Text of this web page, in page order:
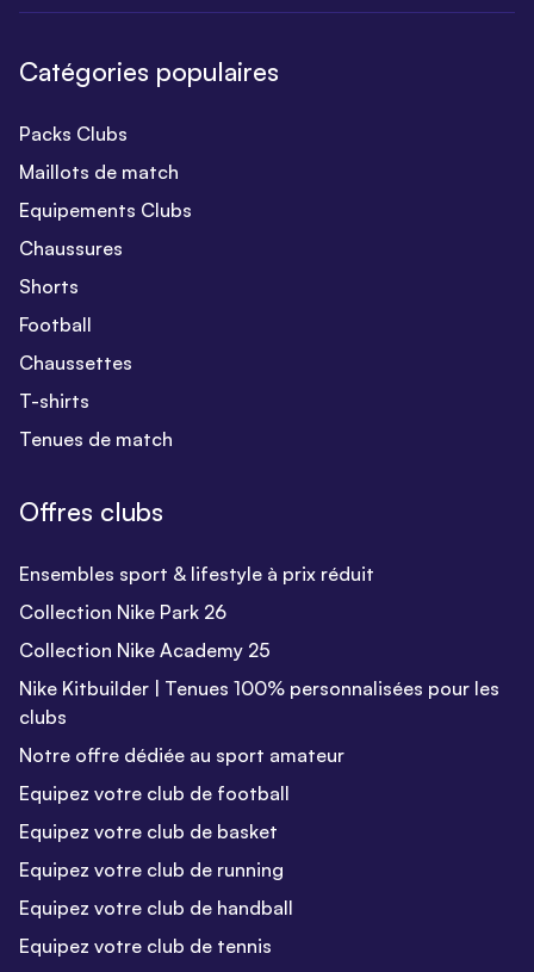
Catégories populaires
Packs Clubs
Maillots de match
Equipements Clubs
Chaussures
Shorts
Football
Chaussettes
T-shirts
Tenues de match
Offres clubs
Ensembles sport & lifestyle à prix réduit
Collection Nike Park 26
Collection Nike Academy 25
Nike Kitbuilder | Tenues 100% personnalisées pour les
clubs
Notre offre dédiée au sport amateur
Equipez votre club de football
Equipez votre club de basket
Equipez votre club de running
Equipez votre club de handball
Equipez votre club de tennis